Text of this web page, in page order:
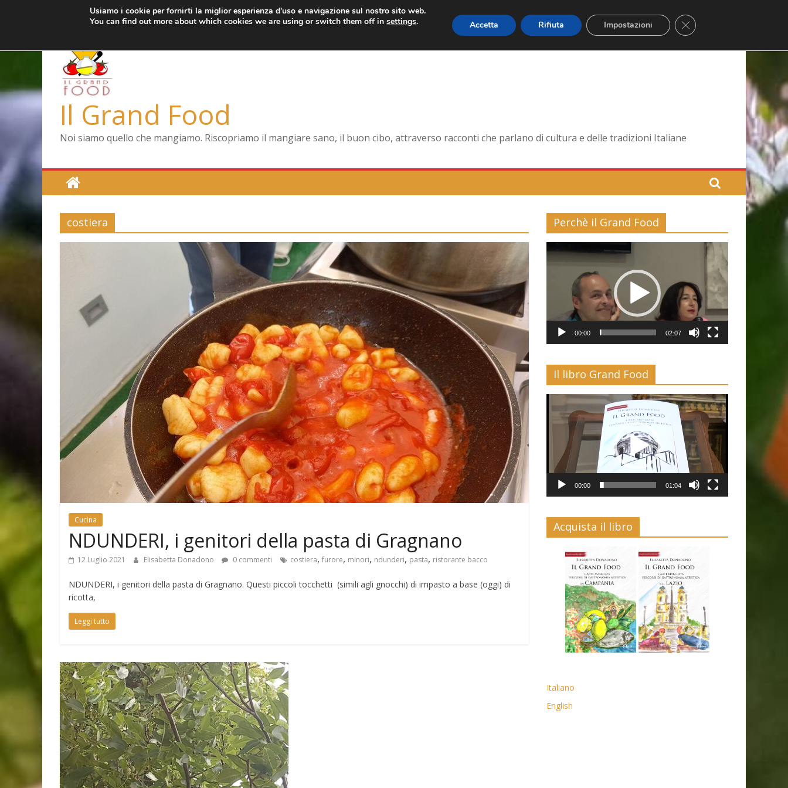
giovedì, Agosto 6, 2026 Ultimo: Pizza a Corte
Menopausa, una forma smagliante senza età
Il Grand Food
Noi siamo quello che mangiamo. Riscopriamo il mangiare sano, il buon cibo, attraverso racconti che parlano di cultura e delle tradizioni Italiane
costiera
Cucina
NDUNDERI, i genitori della pasta di Gragnano
12 Luglio 2021 Elisabetta Donadono 0 commenti costiera, furore, minori, ndunderi, pasta, ristorante bacco
NDUNDERI, i genitori della pasta di Gragnano. Questi piccoli tocchetti (simili agli gnocchi) di impasto a base (oggi) di
ricotta,
Leggi tutto
Perchè il Grand Food
Video
Player
00:00 02:07
Il libro Grand Food
Player
00:00 01:04
Acquista il libro
Italiano
English
Usiamo i cookie per fornirti la miglior esperienza d'uso e navigazione sul nostro sito web.
You can find out more about which cookies we are using or switch them off insettings. Accetta Rifiuta Impostazioni Close GDPR Cookie Banner